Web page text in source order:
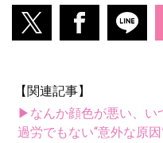
【関連記事】
▶なんか顔色が悪い、い
過労でもない“意外な原